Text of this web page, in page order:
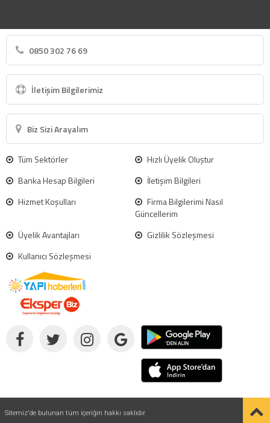
0850 302 76 69
İletişim Bilgilerimiz
Biz Sizi Arayalım
Tüm Sektörler
Hızlı Üyelik Oluştur
Banka Hesap Bilgileri
İletişim Bilgileri
Hizmet Koşulları
Firma Bilgilerimi Nasıl
Güncellerim
Üyelik Avantajları
Gizlilik Sözleşmesi
Kullanıcı Sözleşmesi
Sitemiz'de bulunan tüm içeriğin hakkı saklıdır